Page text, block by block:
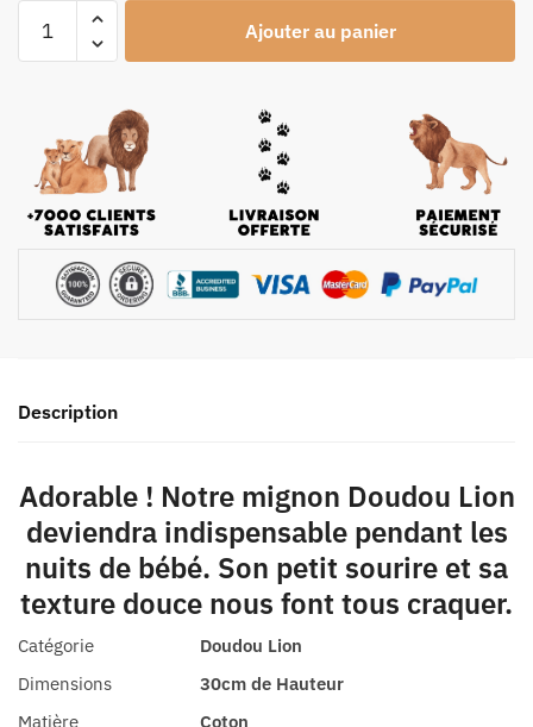
Ajouter au panier
Description
Adorable ! Notre mignon Doudou Lion
deviendra indispensable pendant les
nuits de bébé. Son petit sourire et sa
texture douce nous font tous craquer.
Catégorie
Doudou Lion
Dimensions
30cm de Hauteur
Matière
Coton